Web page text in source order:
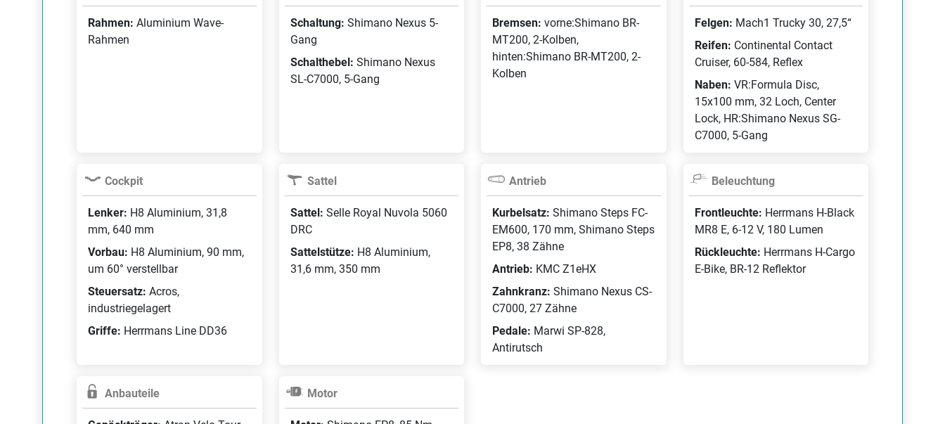
Rahmen: Aluminium Wave-
Rahmen
Schaltung: Shimano Nexus 5-
Gang
Schalthebel: Shimano Nexus
SL-C7000, 5-Gang
Bremsen: vorne:Shimano BR-
MT200, 2-Kolben,
hinten:Shimano BR-MT200, 2-
Kolben
Felgen: Mach1 Trucky 30, 27,5“
Reifen: Continental Contact
Cruiser, 60-584, Reflex
Naben: VR:Formula Disc,
15x100 mm, 32 Loch, Center
Lock, HR:Shimano Nexus SG-
C7000, 5-Gang
Cockpit
Lenker: H8 Aluminium, 31,8
mm, 640 mm
Vorbau: H8 Aluminium, 90 mm,
um 60° verstellbar
Steuersatz: Acros,
industriegelagert
Griffe: Herrmans Line DD36
Sattel
Sattel: Selle Royal Nuvola 5060
DRC
Sattelstütze: H8 Aluminium,
31,6 mm, 350 mm
Antrieb
Kurbelsatz: Shimano Steps FC-
EM600, 170 mm, Shimano Steps
EP8, 38 Zähne
Antrieb: KMC Z1eHX
Zahnkranz: Shimano Nexus CS-
C7000, 27 Zähne
Pedale: Marwi SP-828,
Antirutsch
Beleuchtung
Frontleuchte: Herrmans H-Black
MR8 E, 6-12 V, 180 Lumen
Rückleuchte: Herrmans H-Cargo
E-Bike, BR-12 Reflektor
Anbauteile Motor